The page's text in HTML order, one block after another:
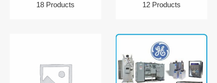
18 Products
12 Products